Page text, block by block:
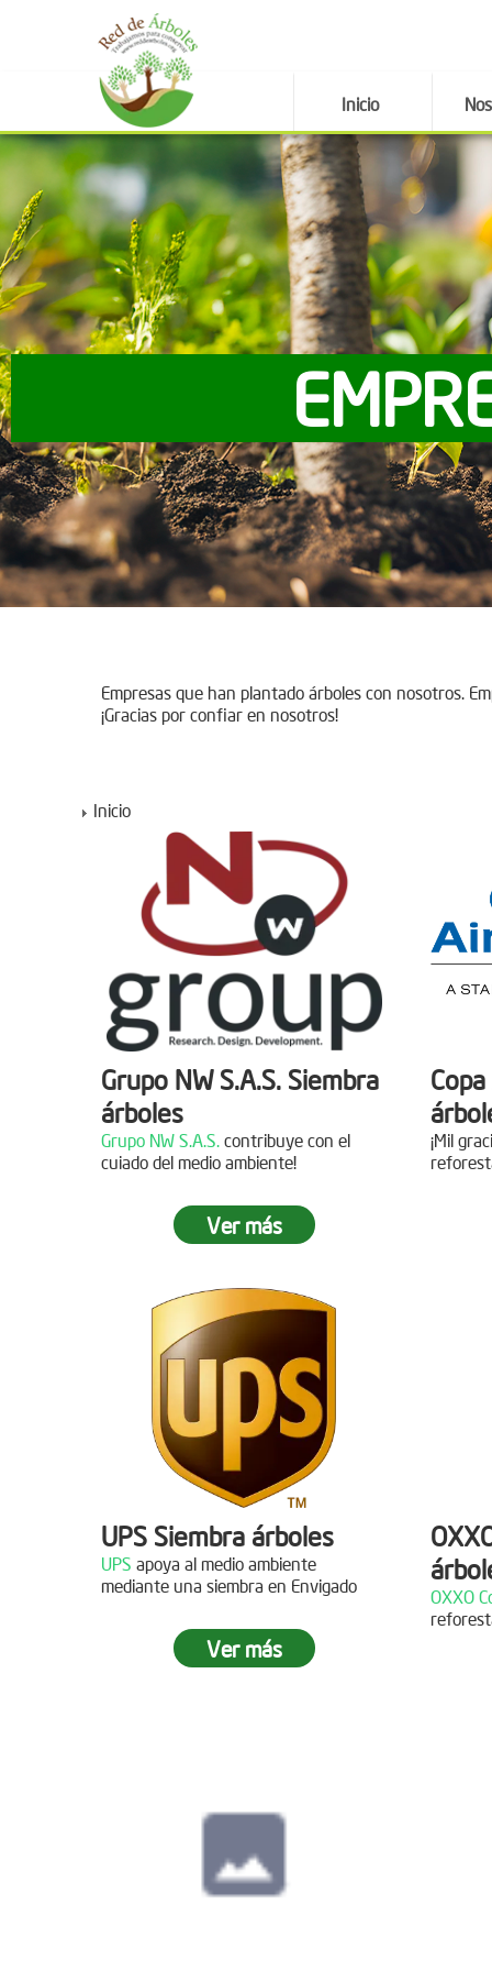
Inicio
Empresas que han plantado árboles con nosotros.
¡Gracias por confiar en nosotros!
Inicio
Grupo NW S.A.S. Siembra
árboles
Grupo NW S.A.S. contribuye con el
cuiado del medio ambiente!
Jornada de reforestación
05 de Abril de 2019
Asistentes:
15 personas
Descripción
¡Gracias al Grupo NW por
acompañarnos en nuestras jornadas
de reforestación!
04 de Diciembre de
Ver más
¡Mil
UPS Siembra árboles
UPS apoya al medio ambiente
mediante una siembra en Envigado
Ver más
OXXO